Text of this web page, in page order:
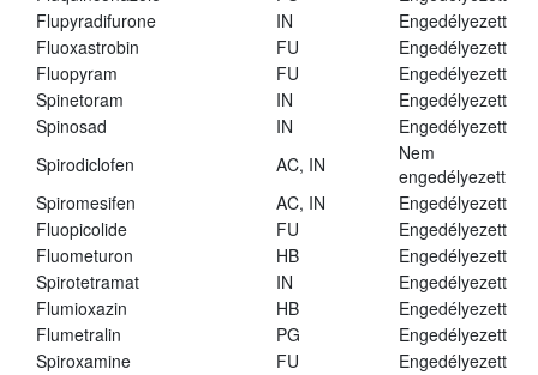
Flupyradifurone
IN
Engedélyezett
Fluoxastrobin
FU
Engedélyezett
Fluopyram
FU
Engedélyezett
Spinetoram
IN
Engedélyezett
Spinosad
IN
Engedélyezett
Spirodiclofen
AC, IN
Nem
engedélyezett
Spiromesifen
AC, IN
Engedélyezett
Fluopicolide
FU
Engedélyezett
Fluometuron
HB
Engedélyezett
Spirotetramat
IN
Engedélyezett
Flumioxazin
HB
Engedélyezett
Flumetralin
PG
Engedélyezett
Spiroxamine
FU
Engedélyezett